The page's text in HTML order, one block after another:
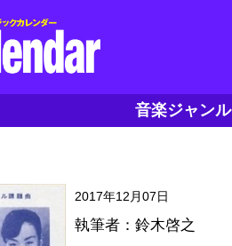
音楽ジャンル
2017年12月07日
執筆者：鈴木啓之